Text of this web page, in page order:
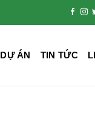
DỰ ÁN TIN TỨC